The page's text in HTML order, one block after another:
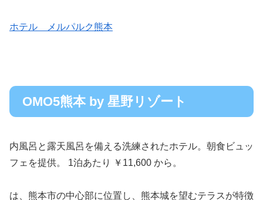
ホテル メルパルク熊本
OMO5熊本 by 星野リゾート
内風呂と露天風呂を備える洗練されたホテル。朝食ビュッ
フェを提供。 1泊あたり ￥11,600 から。
は、熊本市の中心部に位置し、熊本城を望むテラスが特徴